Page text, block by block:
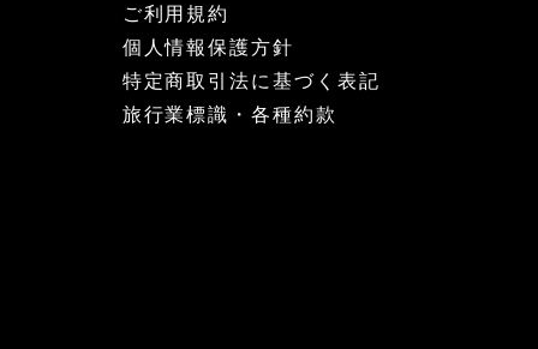
ご利用規約
個人情報保護方針
特定商取引法に基づく表記
旅行業標識・各種約款